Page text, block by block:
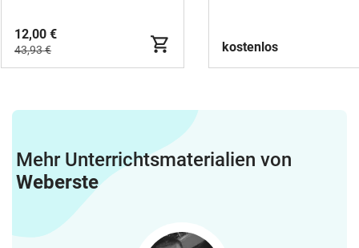
12,00 €
43,93 € kostenlos
Mehr Unterrichtsmaterialien von
Weberste